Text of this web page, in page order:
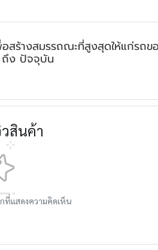
สร้างสมรรถณะที่สูงสุดให้แก่ร
ถึง ปัจจุบัน
สินค้า
ที่แสดงความคิดเห็น